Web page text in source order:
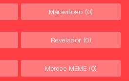
Maravilloso (0)
Revelador (0)
Merece MEME (0)